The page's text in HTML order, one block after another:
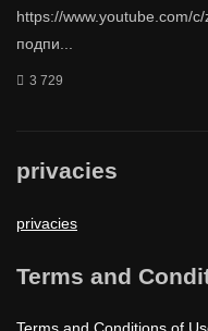
https://www.youtube.com/
подпи...
3 729
privacies
privacies
Terms and